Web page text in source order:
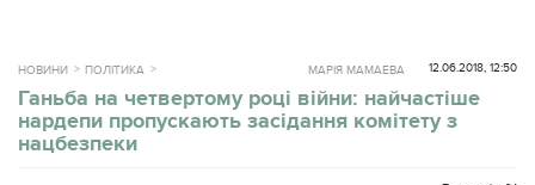
НОВИНИ ПОЛІТИКА 12.06.2018, 12:50
МАРІЯ МАМАЕВА
Ганьба на четвертому році війни: найчастіше
нардепи пропускають засідання комітету з
нацбезпеки